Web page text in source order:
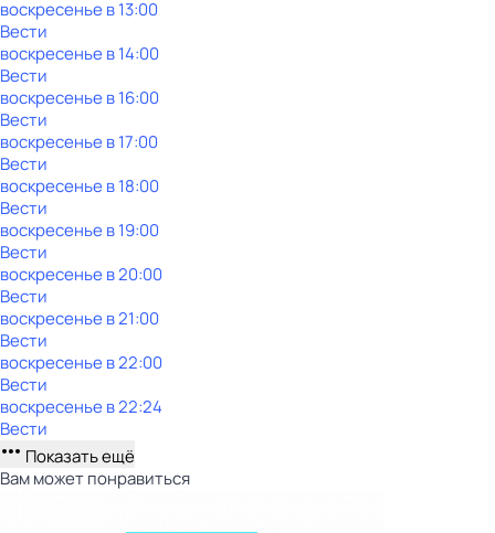
воскресенье в13:00
Вести
воскресенье в14:00
Вести
воскресенье в16:00
Вести
воскресенье в17:00
Вести
воскресенье в18:00
Вести
воскресенье в19:00
Вести
воскресенье в20:00
Вести
воскресенье в21:00
Вести
воскресенье в22:00
Вести
воскресенье в22:24
Вести
Показать ещё
Вам может понравиться